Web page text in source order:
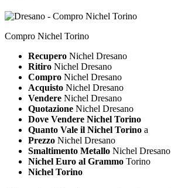
Compro Nichel Torino
Recupero Nichel Dresano
Ritiro Nichel Dresano
Compro Nichel Dresano
Acquisto Nichel Dresano
Vendere Nichel Dresano
Quotazione Nichel Dresano
Dove Vendere Nichel Torino
Quanto Vale il Nichel Torino a
Prezzo Nichel Dresano
Smaltimento Metallo Nichel Dresano
Nichel Euro al Grammo Torino
Nichel Torino